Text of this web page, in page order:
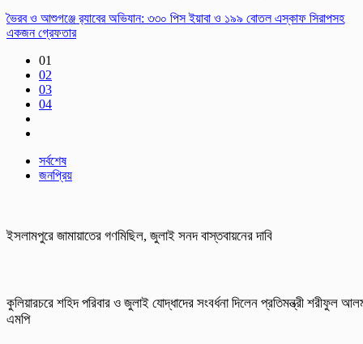
ভৈরব ও আশুগঞ্জে র‌্যাবের অভিযান: ৩৩০ পিস ইয়াবা ও ১৯৯ বোতল এস্কাফ সিরাপসহ
একজন গ্রেফতার
01
02
03
04
সর্বশেষ
জনপ্রিয়
ইসলামপুরে জামায়াতের গণমিছিল, জুলাই সনদ বাস্তবায়নের দাবি
কুলিয়ারচরে শহিদ পরিবার ও জুলাই যোদ্ধাদের সংবর্ধনা দিলেন প্রতিমন্ত্রী শরীফুল
এমপি